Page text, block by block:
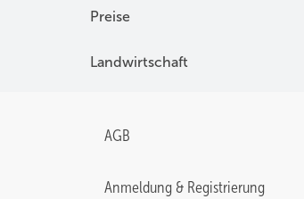
Preise
Landwirtschaft
AGB
Anmeldung & Registrierung